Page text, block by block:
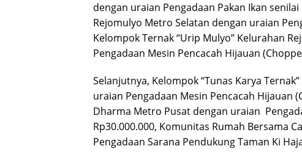
dengan uraian Pengadaan Pakan Ikan
Rejomulyo Metro Selatan dengan uraian
Kelompok Ternak “Urip Mulyo” Kelurahan
Pengadaan Mesin Pencacah Hijauan
Selanjutnya, Kelompok “Tunas Karya
uraian Pengadaan Mesin Pencacah Hijauan
Dharma Metro Pusat dengan uraian
Rp30.000.000, Komunitas Rumah Bersama
Pengadaan Sarana Pendukung Taman Ki